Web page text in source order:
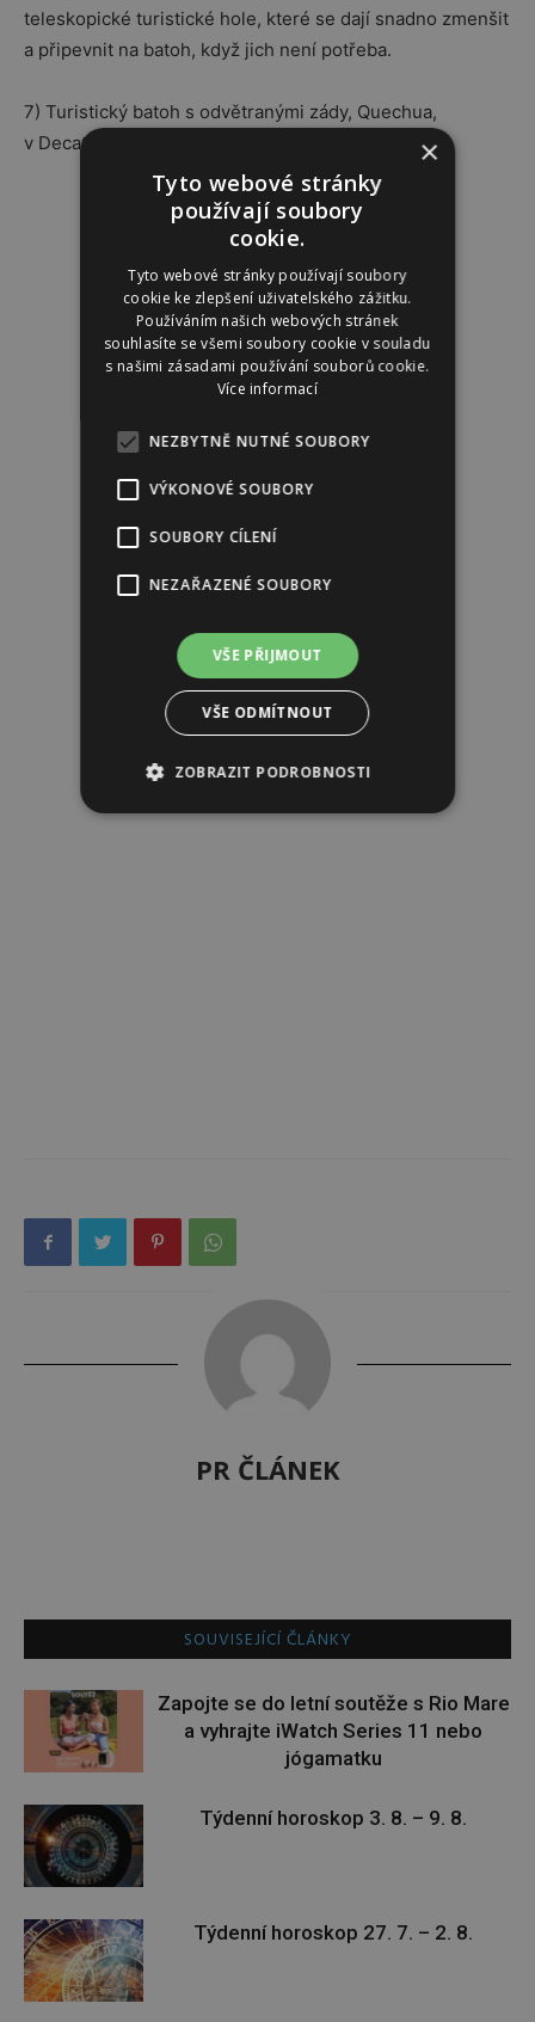
teleskopické turistické hole, které se dají snadno zmenšit
a připevnit na batoh, když jich není potřeba.
7) Turistický batoh s odvětranými zády, Quechua,
v Decathlon 499 Kč
Reklama
PR ČLÁNEK
SOUVISEJÍCÍ ČLÁNKY
Zapojte se do letní soutěže s Rio Mare
a vyhrajte iWatch Series 11 nebo
jógamatku
Týdenní horoskop 3. 8. – 9. 8.
Týdenní horoskop 27. 7. – 2. 8.
×
Tyto webové stránky
používají soubory
cookie.
Tyto webové stránky používají soubory
cookie ke zlepšení uživatelského zážitku.
Používáním našich webových stránek
souhlasíte se všemi soubory cookie v souladu
s našimi zásadami používání souborů cookie.
Více informací
NEZBYTNĚ NUTNÉ SOUBORY
VÝKONOVÉ SOUBORY
SOUBORY CÍLENÍ
NEZAŘAZENÉ SOUBORY
VŠE PŘIJMOUT
VŠE ODMÍTNOUT
ZOBRAZIT PODROBNOSTI